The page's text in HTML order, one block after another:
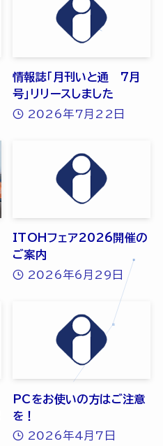
情報誌「月刊いと通 7月
号」リリースしました
2026年7月22日
ITOHフェア2026開催の
ご案内
2026年6月29日
PCをお使いの方はご注意
を！
2026年4月7日